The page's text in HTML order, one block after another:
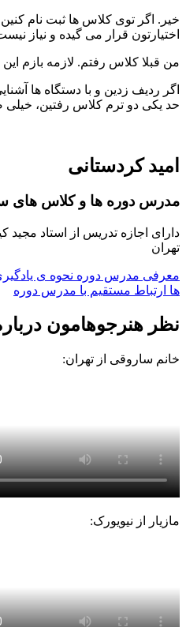
خیر. اگر توی کلاس ها ثبت نام
اختیارتون قرار می گیده و نیاز
من قبلا کلاس رفتم. لازمه بازم
اگر ردیف زدین و با دستگاه ها
حد یکی دو ترم کلاس رفتین،
امید کردستانی
مدرس دوره ها و کلاس های سه
دارای اجازه تدریس از استاد
تهران
معرفی مدرس دوره نحوه ی
ها ارتباط مستقیم با مدرس دوره
نظر هنرجوهامون
خانم ساروقی از تهران:
مازیار از نیویورک: